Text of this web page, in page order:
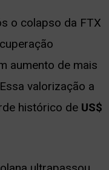
o colapso da FTX
aumento de mais
valorização a
histórico de US$